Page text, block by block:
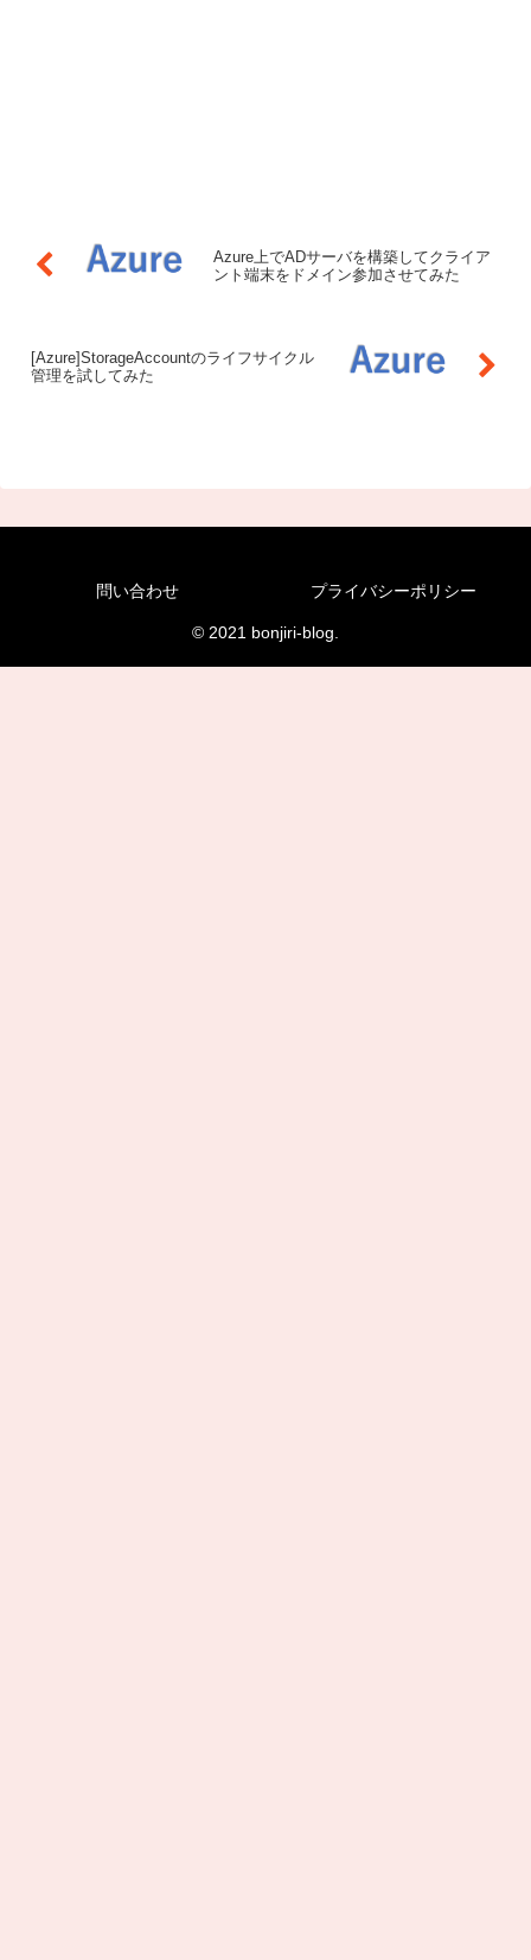
Azure上でADサーバを構築してクライア
ント端末をドメイン参加させてみた
[Azure]StorageAccountのライフサイクル
管理を試してみた
問い合わせ プライバシーポリシー
© 2021 bonjiri-blog.